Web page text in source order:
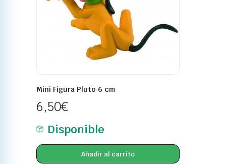
Mini Figura Pluto 6 cm
6,50€
Disponible
Añadir al carrito